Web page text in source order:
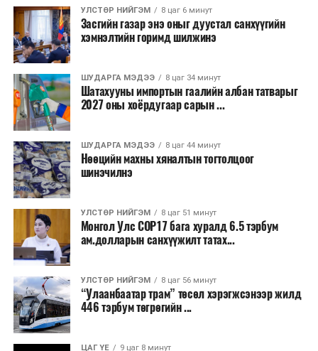
байна.
ТЭРЭЛЖ ОРЧМООР:Багавтар үүлтэй.
Бороо орохгүй. Салхи баруун хойноос
секундэд 4-9 метр. 25-27 хэм дулаан
байна.
2026 оны наймдугаар сарын 07-ноос
2026 оны наймдугаар сарын 11-нийг хүртэлх
цаг агаарын урьдчилсан төлөв
Наймдугаар сарын 7-нд баруун болон төвийн
аймгуудын нутгийн хойд хэсгээр, 8-нд баруун
аймгуудын нутгийн хойд хэсэг, төвийн
аймгуудын нутгийн зарим газраар, 9-нд баруун
аймгуудын нутгийн зүүн, говийн аймгуудын
нутгийн хойд, зүүн аймгуудын нутгийн баруун
хэсэг, төвийн аймгуудын ихэнх нутгаар, 10-нд
төв, зүүн, говийн аймгуудын ихэнх нутгаар
бороо, дуу цахилгаантай аадар бороо орно. Салхи
ихэнх хугацаанд секундэд 5-10 метр, 9-нд
УЛСТӨР НИЙГЭМ 8 цаг 6 минут
Засгийн газар энэ оныг дуустал санхүүгийн
хэмнэлтийн горимд шилжинэ
ШУДАРГА МЭДЭЭ 8 цаг 34 минут
Шатахууны импортын гаалийн албан татварыг
2027 оны хоёрдугаар сарын ...
ШУДАРГА МЭДЭЭ 8 цаг 44 минут
Нөөцийн махны хяналтын тогтолцоог
шинэчилнэ
УЛСТӨР НИЙГЭМ 8 цаг 51 минут
Монгол Улс COP17 бага хуралд 6.5 тэрбум
ам.долларын санхүүжилт татах...
УЛСТӨР НИЙГЭМ 8 цаг 56 минут
“Улаанбаатар трам” төсөл хэрэгжсэнээр жилд
446 тэрбум төгрөгийн ...
ЦАГ ҮЕ 9 цаг 8 минут